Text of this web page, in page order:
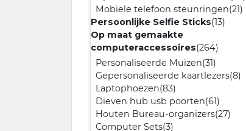
Mobiele telefoon steunringen(21)
Persoonlijke Selfie Sticks(13)
Op maat gemaakte
computeraccessoires(264)
Personaliseerde Muizen(31)
Gepersonaliseerde kaartlezers(8)
Laptophoezen(83)
Dieven hub usb poorten(61)
Houten Bureau-organizers(27)
Computer Sets(3)